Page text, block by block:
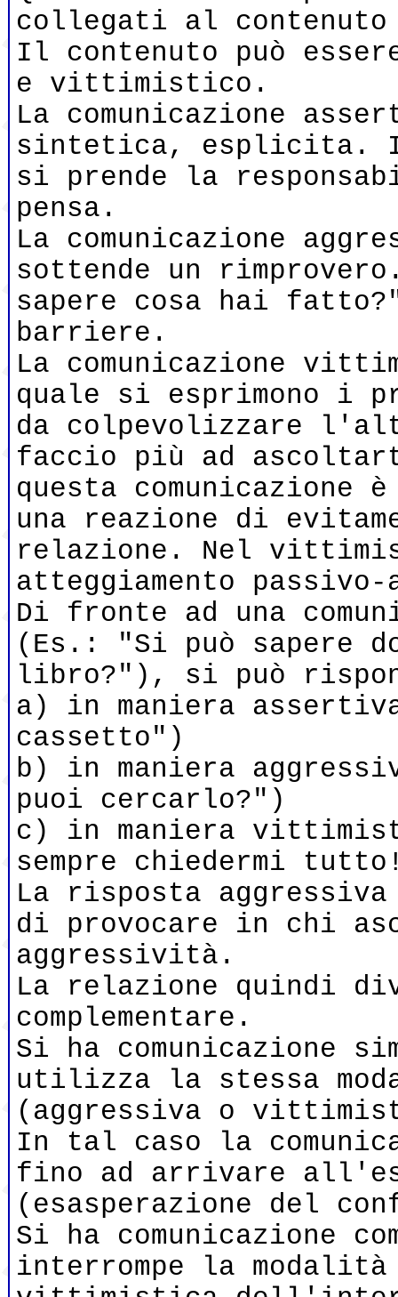
collegati al contenuto
Il contenuto può
e vittimistico.
La comunicazione
sintetica, esplicita.
si prende la
pensa.
La comunicazione
sottende un
sapere cosa hai
barriere.
La comunicazione
quale si esprimono i
da colpevolizzare
faccio più ad
questa
una reazione di
relazione. Nel
atteggiamento
Di fronte ad una
(Es.: "Si può sapere
libro?"), si può
a) in maniera
cassetto")
b) in maniera
puoi cercarlo?")
c) in maniera
sempre chiedermi
La risposta
di provocare in chi
aggressività.
La relazione quindi
complementare.
Si ha comunicazione
utilizza la stessa
(aggressiva o
In tal caso la
fino ad arrivare
(esasperazione del
Si ha comunicazione
interrompe la modalità